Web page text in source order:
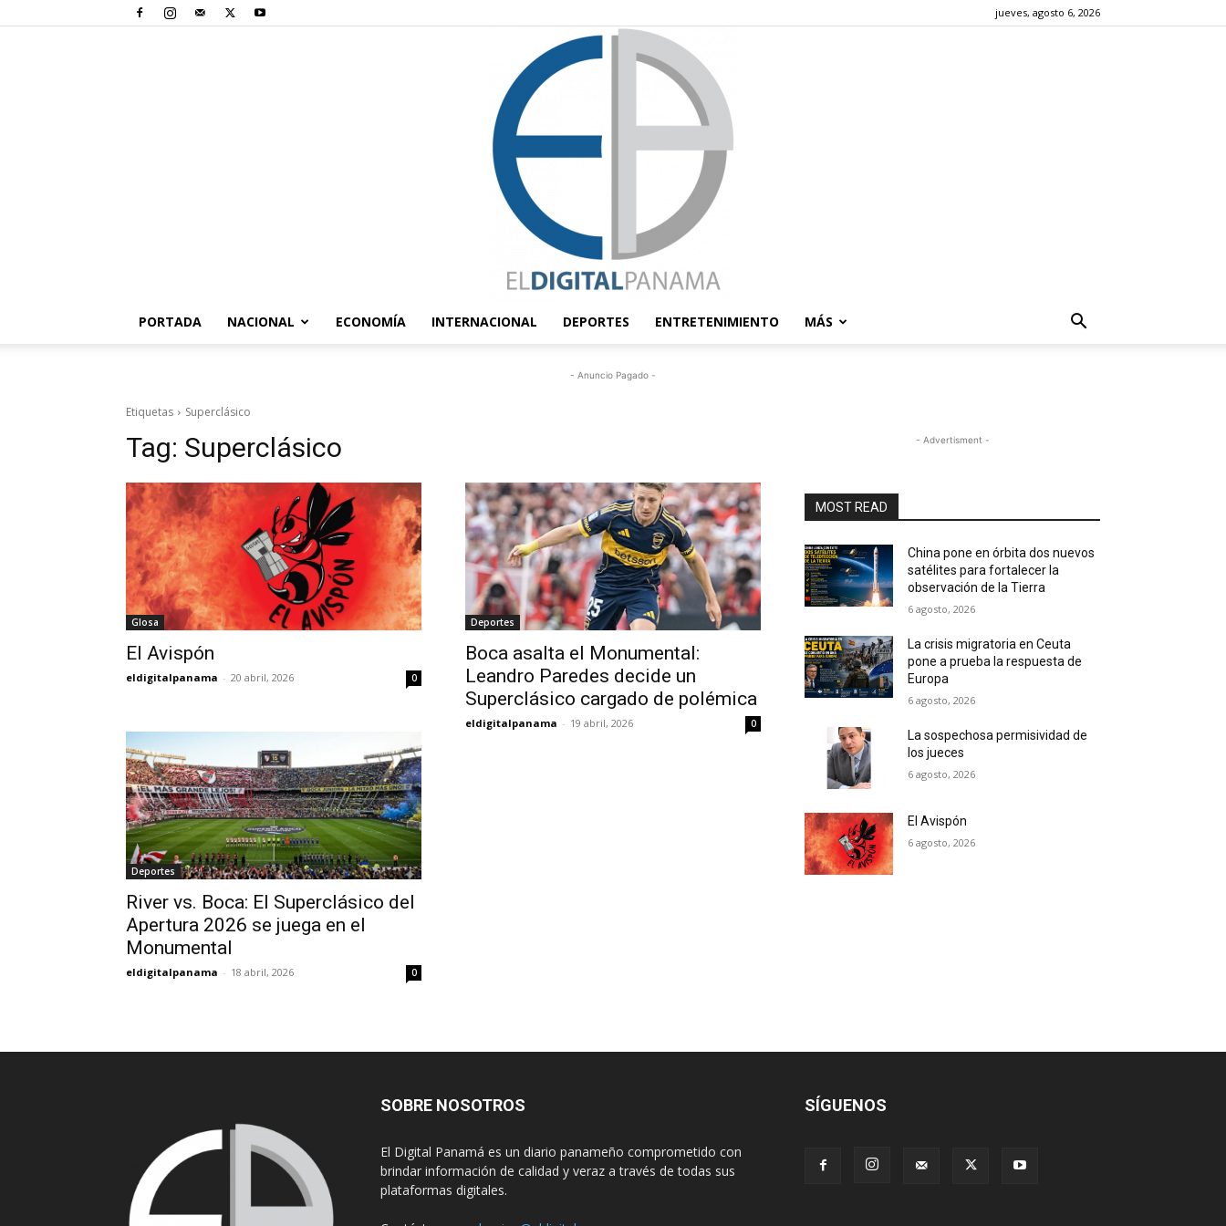
jueves, agosto 6, 2026
Panamá
PORTADA NACIONAL ECONOMÍA INTERNACIONAL DEPORTES ENTRETENIMIENTO MÁS
- Anuncio Pagado -
Etiquetas Superclásico
Tag: Superclásico
Glosa
El Avispón
eldigitalpanama - 20 abril, 2026 0
Deportes
Boca asalta el Monumental:
Leandro Paredes decide un
Superclásico cargado de polémica
eldigitalpanama - 19 abril, 2026 0
Deportes
River vs. Boca: El Superclásico del
Apertura 2026 se juega en el
Monumental
eldigitalpanama - 18 abril, 2026 0
- Advertisment -
MOST READ
China pone en órbita dos nuevos
satélites para fortalecer la
observación de la Tierra
6 agosto, 2026
La crisis migratoria en Ceuta
pone a prueba la respuesta de
Europa
6 agosto, 2026
La sospechosa permisividad de
los jueces
6 agosto, 2026
El Avispón
6 agosto, 2026
SOBRE NOSOTROS
El Digital Panamá es un diario panameño comprometido con
brindar información de calidad y veraz a través de todas sus
plataformas digitales.
SÍGUENOS